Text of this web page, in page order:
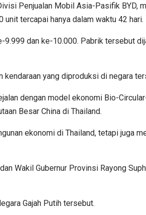
Penjualan Mobil Asia-Pasifik BYD,
tercapai hanya dalam waktu 42 hari.
9.999 dan ke-10.000. Pabrik tersebut
yang diproduksi di negara
dengan model ekonomi Bio-
Besar China di Thailand.
ekonomi di Thailand, tetapi juga
Wakil Gubernur Provinsi Rayong
Gajah Putih tersebut.